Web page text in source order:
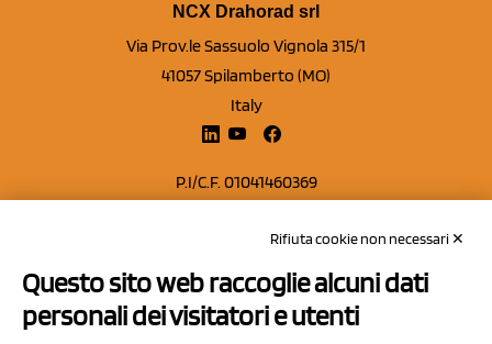
NCX Drahorad srl
Via Prov.le Sassuolo Vignola 315/1
41057 Spilamberto (MO)
Italy
P.I/C.F. 01041460369
Capitale sociale Euro 50.000,00 i.v.
Contatti
Rifiuta cookie non necessari ✕
Questo sito web raccoglie alcuni dati
personali dei visitatori e utenti